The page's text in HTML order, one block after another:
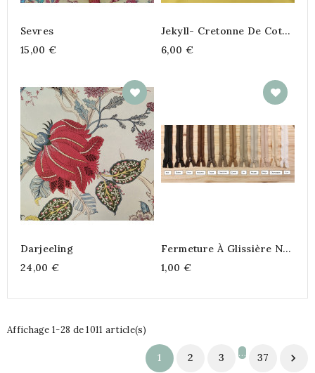
Sevres
15,00 €
Jekyll- Cretonne De Coton
Uni
6,00 €
Darjeeling
24,00 €
Fermeture À Glissière N°2
(1)
1,00 €
Affichage 1-28 de 1011 article(s)
1 2 3 … 37 